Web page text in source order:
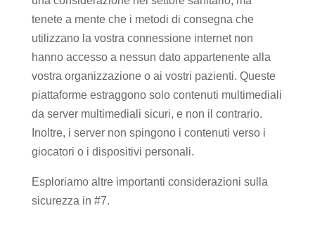
tenete a mente che i metodi di consegna che
utilizzano la vostra connessione internet non
hanno accesso a nessun dato appartenente alla
vostra organizzazione o ai vostri pazienti. Queste
piattaforme estraggono solo contenuti multimediali
da server multimediali sicuri, e non il contrario.
Inoltre, i server non spingono i contenuti verso i
giocatori o i dispositivi personali.
Esploriamo altre importanti considerazioni sulla
sicurezza in #7.